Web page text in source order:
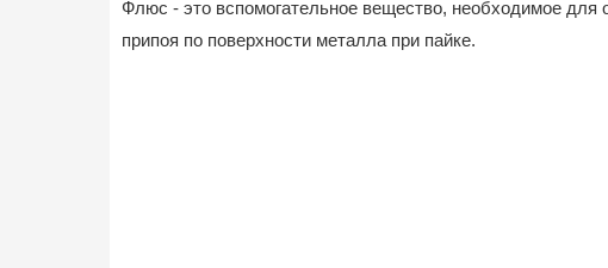
Флюс - это вспомогательное вещество, необходимое
припоя по поверхности металла при пайке.